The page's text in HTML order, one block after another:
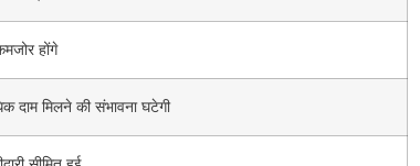
होंगे
दाम मिलने की संभावना घटेगी